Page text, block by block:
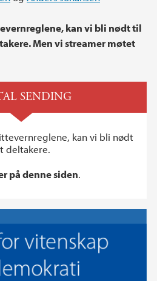
kan vi bli nødt til
Men vi streamer møtet
SENDING
kan vi bli nødt
deltakere.
på denne siden.